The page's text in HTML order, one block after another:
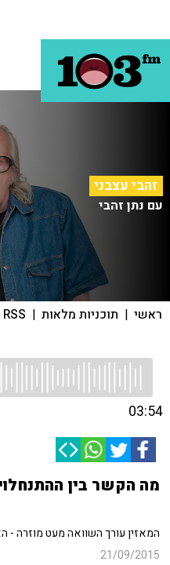
זהבי עצבני
עם נתן זהבי
ראשי | תוכניות מלאות |
RSS
03:54
מה הקשר בין
המאזין עורך השוואה מעט מוזרה -
21/09/2015